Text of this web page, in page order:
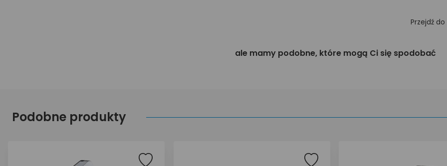
Przejdź do
ale mamy podobne, które mogą Ci się spodobać
Podobne produkty